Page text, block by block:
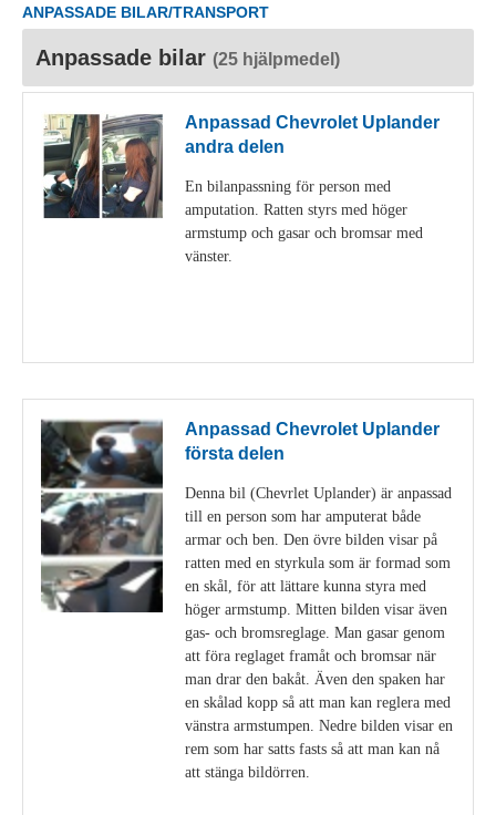
ANPASSADE BILAR/TRANSPORT
Anpassade bilar (25 hjälpmedel)
Anpassad Chevrolet Uplander
andra delen
En bilanpassning för person med
amputation. Ratten styrs med höger
armstump och gasar och bromsar med
vänster.
Anpassad Chevrolet Uplander
första delen
Denna bil (Chevrlet Uplander) är anpassad
till en person som har amputerat både
armar och ben. Den övre bilden visar på
ratten med en styrkula som är formad som
en skål, för att lättare kunna styra med
höger armstump. Mitten bilden visar även
gas- och bromsreglage. Man gasar genom
att föra reglaget framåt och bromsar när
man drar den bakåt. Även den spaken har
en skålad kopp så att man kan reglera med
vänstra armstumpen. Nedre bilden visar en
rem som har satts fasts så att man kan nå
att stänga bildörren.